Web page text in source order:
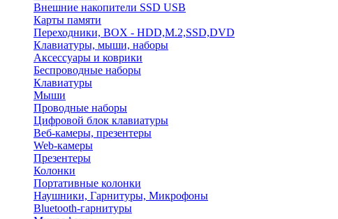
Внешние накопители SSD USB
Карты памяти
Переходники, BOX - HDD,M.2,SSD,DVD
Клавиатуры, мыши, наборы
Аксессуары и коврики
Беспроводные наборы
Клавиатуры
Мыши
Проводные наборы
Цифровой блок клавиатуры
Веб-камеры, презентеры
Web-камеры
Презентеры
Колонки
Портативные колонки
Наушники, Гарнитуры, Микрофоны
Bluetooth-гарнитуры